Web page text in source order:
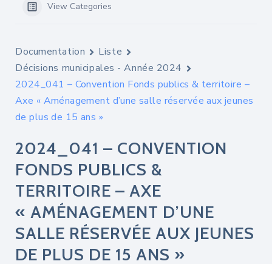
View Categories
Documentation
Liste
Décisions municipales - Année 2024
2024_041 – Convention Fonds publics & territoire –
Axe « Aménagement d’une salle réservée aux jeunes
de plus de 15 ans »
2024_041 – CONVENTION
FONDS PUBLICS &
TERRITOIRE – AXE
« AMÉNAGEMENT D’UNE
SALLE RÉSERVÉE AUX JEUNES
DE PLUS DE 15 ANS »